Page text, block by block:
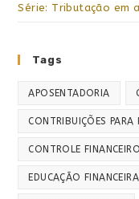
Série: Tributação em
Tags
APOSENTADORIA
CONTRIBUIÇÕES PARA
CONTROLE FINANCEIRO
EDUCAÇÃO FINANCEIRA